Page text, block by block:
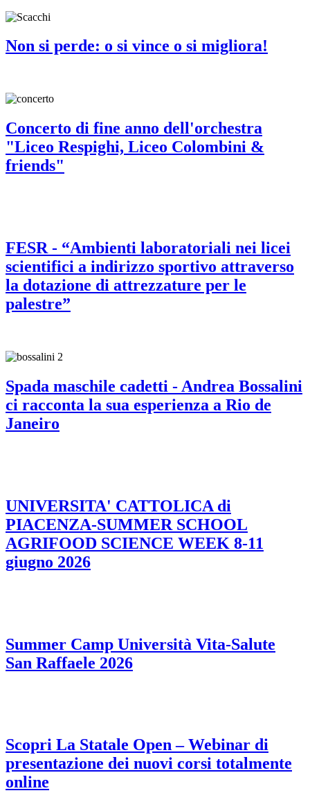
Non si perde: o si vince o si migliora!
Concerto di fine anno dell'orchestra
"Liceo Respighi, Liceo Colombini &
friends"
FESR - “Ambienti laboratoriali nei licei
scientifici a indirizzo sportivo attraverso
la dotazione di attrezzature per le
palestre”
Spada maschile cadetti - Andrea Bossalini
ci racconta la sua esperienza a Rio de
Janeiro
UNIVERSITA' CATTOLICA di
PIACENZA-SUMMER SCHOOL
AGRIFOOD SCIENCE WEEK 8-11
giugno 2026
Summer Camp Università Vita-Salute
San Raffaele 2026
Scopri La Statale Open – Webinar di
presentazione dei nuovi corsi totalmente
online